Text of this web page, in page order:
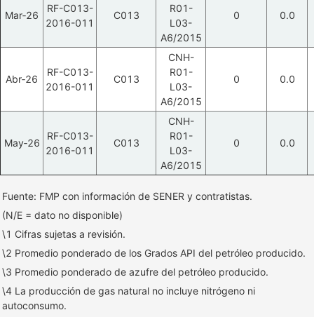
Mar‑26
RF-C013-
2016-011
C013
R01-
L03-
A6/2015
0 0.0
Abr‑26
RF-C013-
2016-011
C013
CNH-
R01-
L03-
A6/2015
0 0.0
May‑26
RF-C013-
2016-011
C013
CNH-
R01-
L03-
A6/2015
0 0.0
Fuente: FMP con información de SENER y contratistas.
(N/E = dato no disponible)
\1 Cifras sujetas a revisión.
\2 Promedio ponderado de los Grados API del petróleo producido.
\3 Promedio ponderado de azufre del petróleo producido.
\4 La producción de gas natural no incluye nitrógeno ni
autoconsumo.